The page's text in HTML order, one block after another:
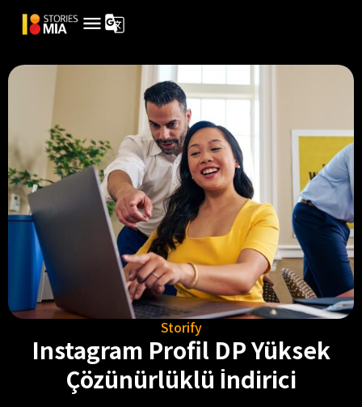
Storify
Instagram Profil DP Yüksek
Çözünürlüklü İndirici